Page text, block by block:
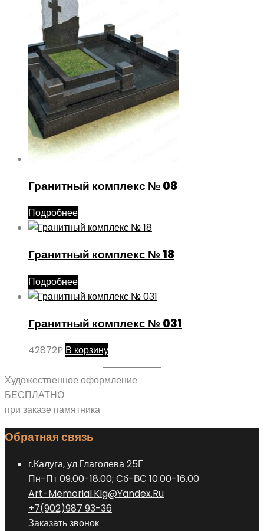
Гранитный комплекс № 08
Подробнее
Гранитный комплекс № 18
Подробнее
Гранитный комплекс № 031
42872₽ В корзину
Художественное оформление
БЕСПЛАТНО
при заказе памятника
Обратная связь
г.Калуга, ул.Глаголева 25Г
Пн-Пт 09.00-18.00; Сб-ВС 10.00-16.00
Art-Memorial.Klg@Yandex.Ru
+7(902)987 93-36
Заказать звонок